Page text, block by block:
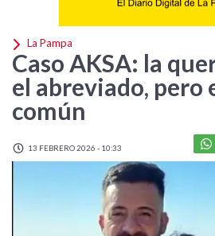
La Pampa
Caso AKSA: la
el abreviado, pero
común
13 FEBRERO 2026 - 10:33